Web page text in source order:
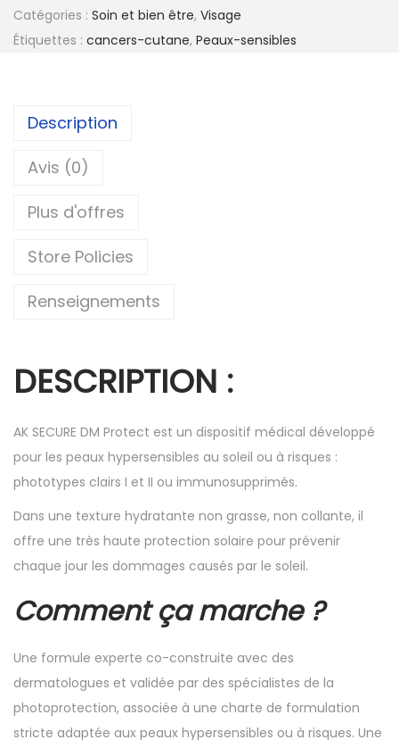
Catégories : Soin et bien être, Visage
Étiquettes : cancers-cutane, Peaux-sensibles
Description
Avis (0)
Plus d'offres
Store Policies
Renseignements
DESCRIPTION :
AK SECURE DM Protect est un dispositif médical développé
pour les peaux hypersensibles au soleil ou à risques :
phototypes clairs I et II ou immunosupprimés.
Dans une texture hydratante non grasse, non collante, il
offre une très haute protection solaire pour prévenir
chaque jour les dommages causés par le soleil.
Comment ça marche ?
Une formule experte co-construite avec des
dermatologues et validée par des spécialistes de la
photoprotection, associée à une charte de formulation
stricte adaptée aux peaux hypersensibles ou à risques. Une